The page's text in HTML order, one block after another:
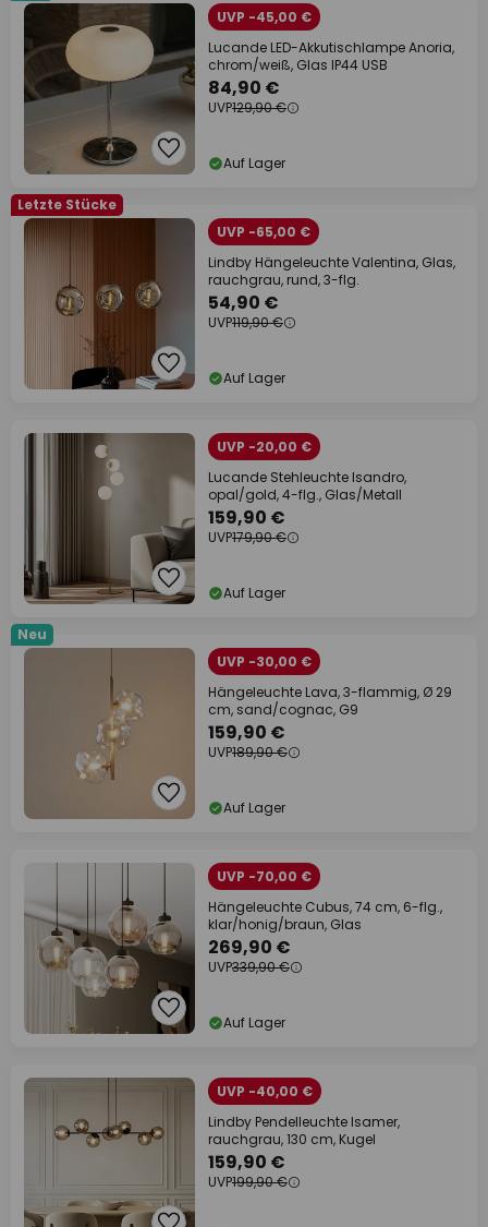
UVP -45,00 €
Lucande LED-Akkutischlampe Anoria,
chrom/weiß, Glas IP44 USB
84,90 €
UVP129,90 €
Auf Lager
Letzte Stücke
UVP -65,00 €
Lindby Hängeleuchte Valentina, Glas,
rauchgrau, rund, 3-flg.
54,90 €
UVP119,90 €
Auf Lager
UVP -20,00 €
Lucande Stehleuchte Isandro,
opal/gold, 4-flg., Glas/Metall
159,90 €
UVP179,90 €
Auf Lager
Neu
UVP -30,00 €
Hängeleuchte Lava, 3-flammig, Ø 29
cm, sand/cognac, G9
159,90 €
UVP189,90 €
Auf Lager
UVP -70,00 €
Hängeleuchte Cubus, 74 cm, 6-flg.,
klar/honig/braun, Glas
269,90 €
UVP339,90 €
Auf Lager
UVP -40,00 €
Lindby Pendelleuchte Isamer,
rauchgrau, 130 cm, Kugel
159,90 €
UVP199,90 €